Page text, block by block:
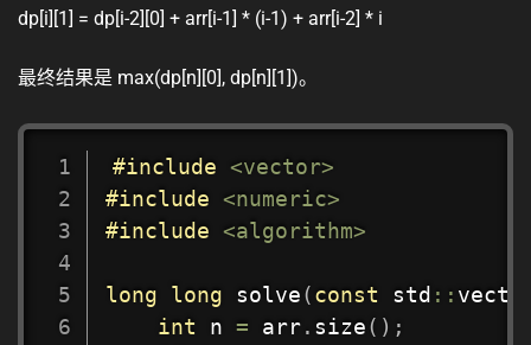
dp[i][1] = dp[i-2][0] + arr[i-1] * (i-1) + arr[i-2] * i
最终结果是 max(dp[n][0], dp[n][1])。
#include <vector>
#include <numeric>
#include <algorithm>
long long solve(const std ::
int n = arr. size( ) ;